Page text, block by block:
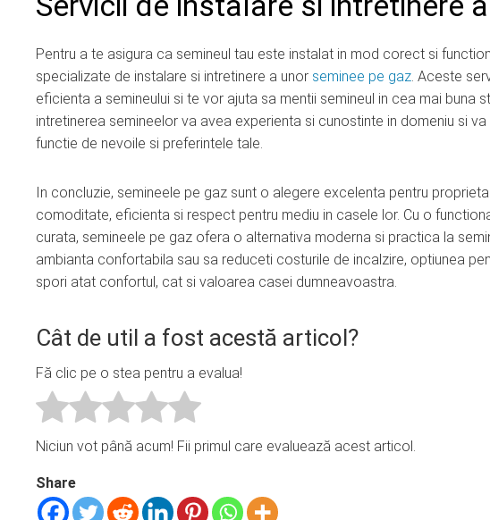
Pentru a te asigura ca semineul tau este instalat in mod corect si
specializate de instalare si intretinere a unor seminee pe gaz. Aceste
eficienta a semineului si te vor ajuta sa mentii semineul in cea mai buna
intretinerea semineelor va avea experienta si cunostinte in domeniu si
functie de nevoile si preferintele tale.
In concluzie, semineele pe gaz sunt o alegere excelenta pentru
comoditate, eficienta si respect pentru mediu in casele lor. Cu o
curata, semineele pe gaz ofera o alternativa moderna si practica la
ambianta confortabila sau sa reduceti costurile de incalzire, optiunea
spori atat confortul, cat si valoarea casei dumneavoastra.
Cât de util a fost acestă articol?
Fă clic pe o stea pentru a evalua!
Niciun vot până acum! Fii primul care evaluează acest articol.
Share